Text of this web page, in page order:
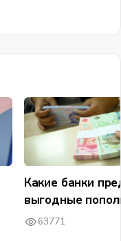
Какие банки
выгодные
63771